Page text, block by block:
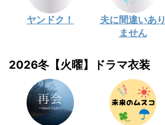
ヤンドク！
夫に間違いあり
ません
2026冬【火曜】ドラマ衣装